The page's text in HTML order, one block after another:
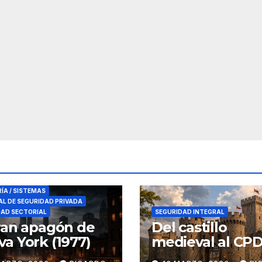
/ SISTEMAS
DE SEGURIDAD PRIVADA
SECTORIAL
apagón de
York (1977)
SEGURIDAD INTEGRAL
Del castillo
medieval al
seguridad por